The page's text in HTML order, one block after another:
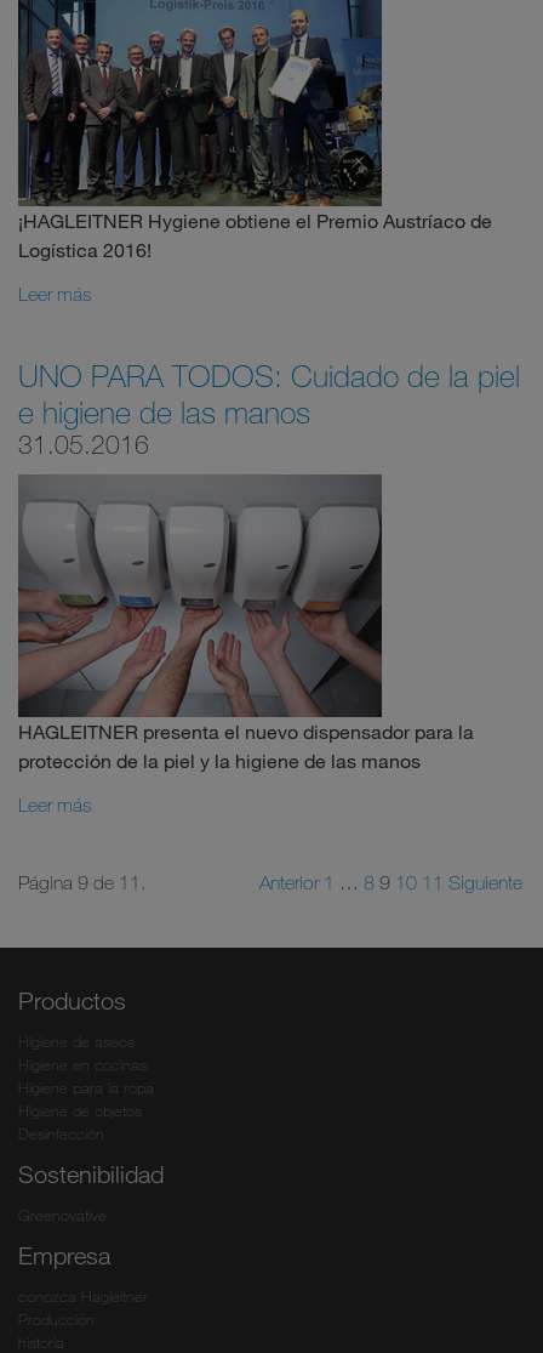
¡HAGLEITNER Hygiene obtiene el Premio Austríaco de
Logística 2016!
Leer más
UNO PARA TODOS: Cuidado de la piel
e higiene de las manos
31.05.2016
HAGLEITNER presenta el nuevo dispensador para la
protección de la piel y la higiene de las manos
Leer más
Página 9 de 11. Anterior 1 … 8 9 10 11 Siguiente
Productos
Higiene de aseos
Higiene en cocinas
Higiene para la ropa
Higiene de objetos
Desinfección
Sostenibilidad
Greenovative
Empresa
conozca Hagleitner
Producción
historia